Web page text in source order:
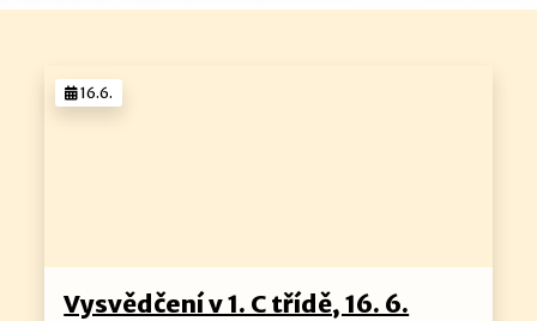
Vysvědčení v 1. C třídě, 16. 6.
16.6.